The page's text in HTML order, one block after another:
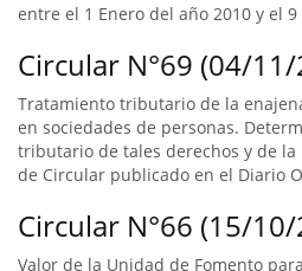
entre el 1 Enero del año 2010 y el
Circular N°69 (04/
Tratamiento tributario de la
en sociedades de personas.
tributario de tales derechos y de
de Circular publicado en el Diario
Circular N°66 (15/
Valor de la Unidad de Fomento